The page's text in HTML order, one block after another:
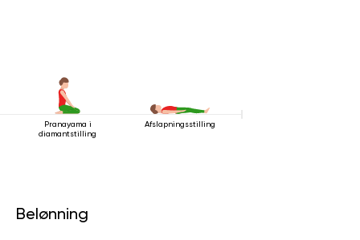
Pranayama i
diamantstilling
Afslapningsstilling
Belønning